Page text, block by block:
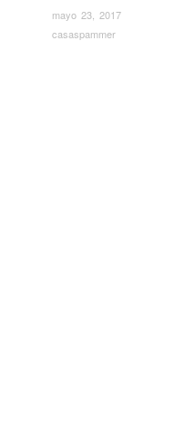
mayo 23, 2017
casaspammer